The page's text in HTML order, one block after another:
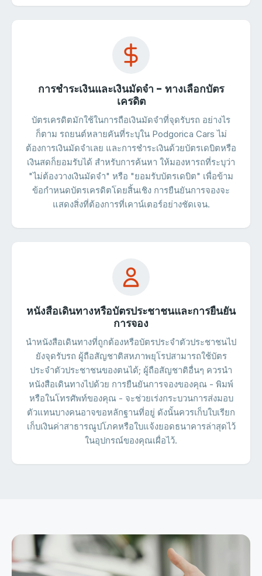
การชำระเงินและเงินมัดจำ - ทางเลือกบัตร
เครดิต
บัตรเครดิตมักใช้ในการถือเงินมัดจำที่จุดรับรถ อย่างไร
ก็ตาม รถยนต์หลายคันที่ระบุใน Podgorica Cars ไม่
ต้องการเงินมัดจำเลย และการชำระเงินด้วยบัตรเดบิตหรือ
เงินสดก็ยอมรับได้ สำหรับการค้นหา ให้มองหารถที่ระบุว่า
"ไม่ต้องวางเงินมัดจำ" หรือ "ยอมรับบัตรเดบิต" เพื่อข้าม
ข้อกำหนดบัตรเครดิตโดยสิ้นเชิง การยืนยันการจองจะ
แสดงสิ่งที่ต้องการที่เคาน์เตอร์อย่างชัดเจน.
หนังสือเดินทางหรือบัตรประชาชนและการยืนยัน
การจอง
นำหนังสือเดินทางที่ถูกต้องหรือบัตรประจำตัวประชาชนไป
ยังจุดรับรถ ผู้ถือสัญชาติสหภาพยุโรปสามารถใช้บัตร
ประจำตัวประชาชนของตนได้; ผู้ถือสัญชาติอื่นๆ ควรนำ
หนังสือเดินทางไปด้วย การยืนยันการจองของคุณ - พิมพ์
หรือในโทรศัพท์ของคุณ - จะช่วยเร่งกระบวนการส่งมอบ
ตัวแทนบางคนอาจขอหลักฐานที่อยู่ ดังนั้นควรเก็บใบเรียก
เก็บเงินค่าสาธารณูปโภคหรือใบแจ้งยอดธนาคารล่าสุดไว้
ในอุปกรณ์ของคุณเผื่อไว้.